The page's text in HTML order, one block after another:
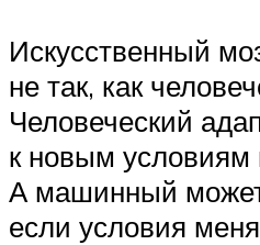
Искусственный
не так, как
Человеческий
к новым условиям
А машинный
если условия